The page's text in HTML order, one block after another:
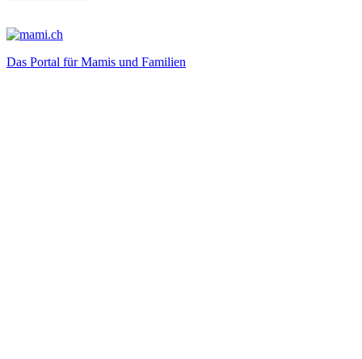
Das Portal für Mamis und Familien